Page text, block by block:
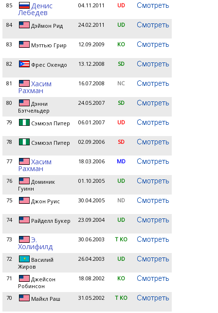
85 Денис
Лебедев
04.11.2011 UD
84 Дэймон Рид 24.02.2011 UD
83 Мэттью Грир 12.09.2009 KO
82 Фрес Окендо 13.12.2008 SD
81 Хасим
Рахман
16.07.2008 NC
80
Дэнни
Бэтчельдер
24.05.2007 SD
79 Сэмюэл Питер 06.01.2007 UD
78 Сэмюэл Питер 02.09.2006 SD
77 Хасим
Рахман
18.03.2006 MD
76
Доминик
Гуинн
01.10.2005 UD
75 Джон Руис 30.04.2005 ND
74 Райделл Букер 23.09.2004 UD
73 Э.
Холифилд
30.06.2003 T KO
72
Василий
Жиров
26.04.2003 UD
71
Джейсон
Робинсон
18.08.2002 KO
70 Майкл Раш 31.05.2002 T KO